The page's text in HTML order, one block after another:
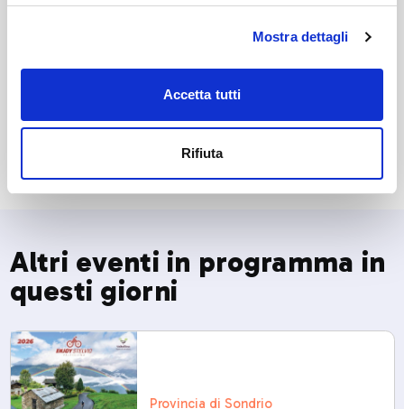
Mostra dettagli
Accetta tutti
Rifiuta
AIDO di Sondrio
👉www.camminandocamminando.it
Altri eventi in programma in
questi giorni
Provincia di Sondrio